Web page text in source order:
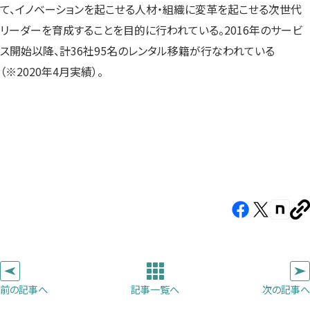
て、イノベーションを起こせる人材・組織に変革を起こせる次世代
リーダーを育成することを目的に行われている。2016年のサービ
ス開始以降、計36社95名のレンタル移籍が行なわれている
（※2020年4月実績）。
Facebook（新
X（新 note（新
で
ー
前の記事へ 記事一覧へ 次の記事へ